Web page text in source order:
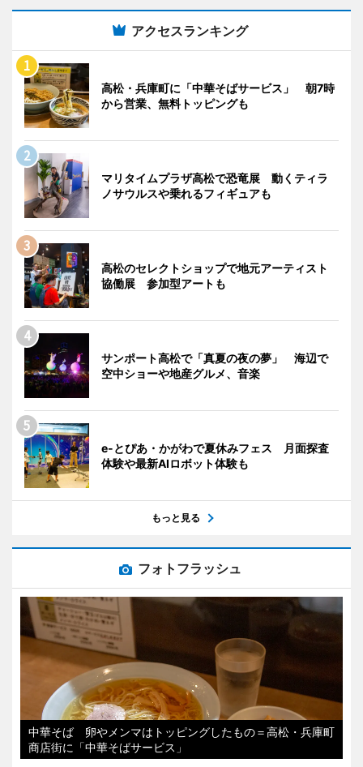
アクセスランキング
高松・兵庫町に「中華そばサービス」 朝7時
から営業、無料トッピングも
マリタイムプラザ高松で恐竜展 動くティラ
ノサウルスや乗れるフィギュアも
高松のセレクトショップで地元アーティスト
協働展 参加型アートも
サンポート高松で「真夏の夜の夢」 海辺で
空中ショーや地産グルメ、音楽
e-とぴあ・かがわで夏休みフェス 月面探査
体験や最新AIロボット体験も
もっと見る
フォトフラッシュ
中華そば 卵やメンマはトッピングしたもの＝高松・兵庫町
商店街に「中華そばサービス」